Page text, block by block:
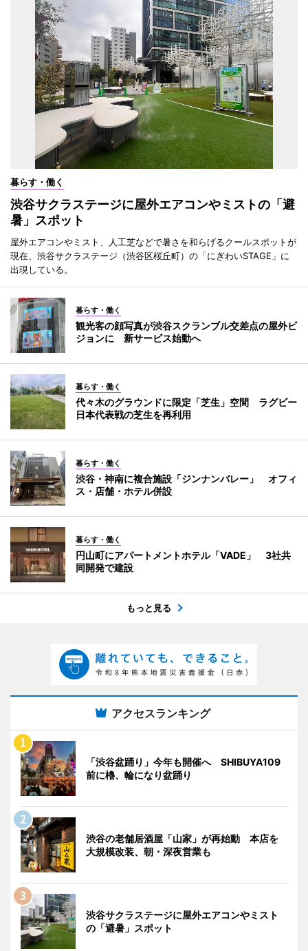
暮らす・働く
渋谷サクラステージに屋外エアコンやミストの「避
暑」スポット
屋外エアコンやミスト、人工芝などで暑さを和らげるクールスポットが
現在、渋谷サクラステージ（渋谷区桜丘町）の「にぎわいSTAGE」に
出現している。
暮らす・働く
観光客の顔写真が渋谷スクランブル交差点の屋外ビ
ジョンに 新サービス始動へ
暮らす・働く
代々木のグラウンドに限定「芝生」空間 ラグビー
日本代表戦の芝生を再利用
暮らす・働く
渋谷・神南に複合施設「ジンナンバレー」 オフィ
ス・店舗・ホテル併設
暮らす・働く
円山町にアパートメントホテル「VADE」 3社共
同開発で建設
もっと見る
アクセスランキング
「渋谷盆踊り」今年も開催へ SHIBUYA109
前に櫓、輪になり盆踊り
渋谷の老舗居酒屋「山家」が再始動 本店を
大規模改装、朝・深夜営業も
渋谷サクラステージに屋外エアコンやミスト
の「避暑」スポット